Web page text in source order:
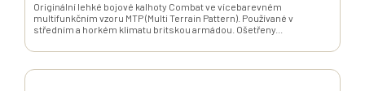
Originální lehké bojové kalhoty Combat ve vícebarevném
multifunkčním vzoru MTP (Multi Terrain Pattern). Používané v
středním a horkém klimatu britskou armádou. Ošetřeny...